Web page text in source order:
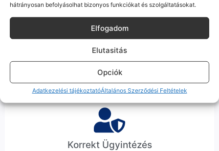
hátrányosan befolyásolhat bizonyos funkciókat és szolgáltatásokat.
Elfogadom
Elutasitás
Opciók
Adatkezelési tájékoztatóÁltalános Szerződési Feltételek
100% Elérhetőség
Sok éve a szegedi piac meghatározó szereplői vagyunk.
Nem egy arctalan webshop vagyunk: ha kérdésed van, élő
ember veszi fel a telefont, és személyesen is megtalálsz
Korrekt Ügyintézés